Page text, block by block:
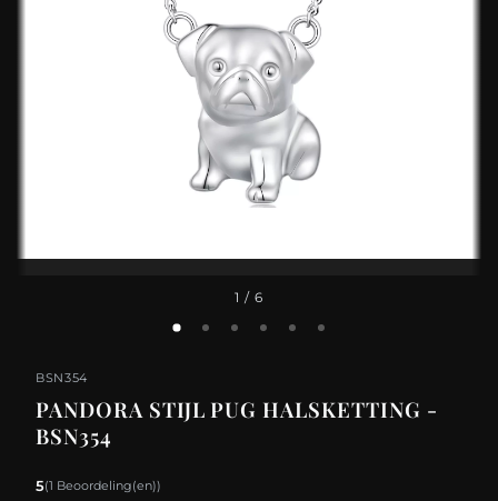
1 / 6
BSN354
PANDORA STIJL PUG HALSKETTING -
BSN354
5(1 Beoordeling(en))